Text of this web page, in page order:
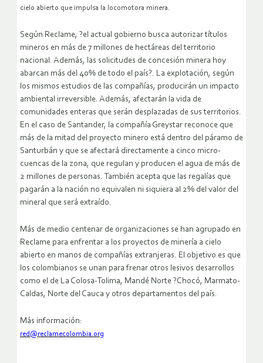
cielo abierto que impulsa la locomotora minera.
Según Reclame, ?el actual gobierno busca autorizar títulos
mineros en más de 7 millones de hectáreas del territorio
nacional. Además, las solicitudes de concesión minera hoy
abarcan más del 40% de todo el país?. La explotación, según
los mismos estudios de las compañías, producirán un impacto
ambiental irreversible. Además, afectarán la vida de
comunidades enteras que serán desplazadas de sus territorios.
En el caso de Santander, la compañía Greystar reconoce que
más de la mitad del proyecto minero está dentro del páramo de
Santurbán y que se afectará directamente a cinco micro-
cuencas de la zona, que regulan y producen el agua de más de
2 millones de personas. También acepta que las regalías que
pagarán a la nación no equivalen ni siquiera al 2% del valor del
mineral que será extraído.
Más de medio centenar de organizaciones se han agrupado en
Reclame para enfrentar a los proyectos de minería a cielo
abierto en manos de compañías extranjeras. El objetivo es que
los colombianos se unan para frenar otros lesivos desarrollos
como el de La Colosa-Tolima, Mandé Norte ?Chocó, Marmato-
Caldas, Norte del Cauca y otros departamentos del país.
Más información:
red@reclamecolombia.org